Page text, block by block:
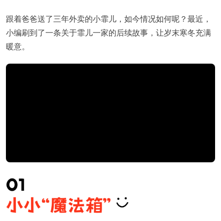
跟着爸爸送了三年外卖的小霏儿，如今情况如何呢？最近，
小编刷到了一条关于霏儿一家的后续故事，让岁末寒冬充满
暖意。